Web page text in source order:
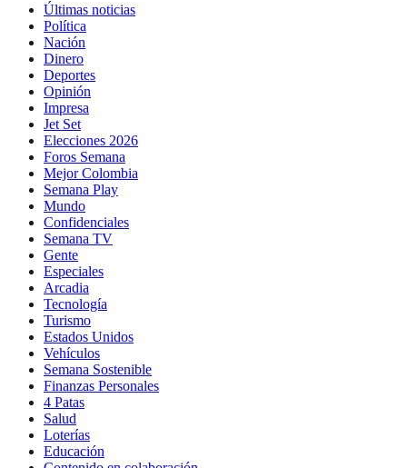
Últimas noticias
Política
Nación
Dinero
Deportes
Opinión
Impresa
Jet Set
Elecciones 2026
Foros Semana
Mejor Colombia
Semana Play
Mundo
Confidenciales
Semana TV
Gente
Especiales
Arcadia
Tecnología
Turismo
Estados Unidos
Vehículos
Semana Sostenible
Finanzas Personales
4 Patas
Salud
Loterías
Educación